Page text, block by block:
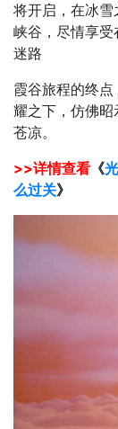
将开启，在冰
峡谷，尽情享
迷路
霞谷旅程的终
耀之下，仿佛
苍凉。
>>详情查看 《
么过关》